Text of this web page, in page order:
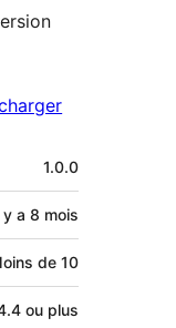
1.0.0
y a 8 mois
de 10
ou plus